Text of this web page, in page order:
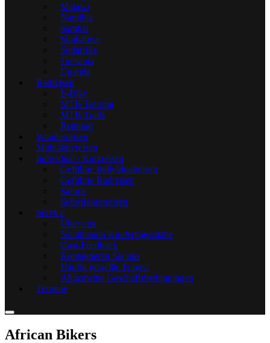
Malawi
Namibia
Sambia
Simbabwe
Südafrika
Tansania
Uganda
Radreisen
E-Bike
MTB Touring
MTB Trails
Rennrad
Wanderreisen
Multiaktivreisen
Individual / Kurzreisen
Geführte Individualreisen
Geführte Radreisen
Safaris
Selbstfahrerreisen
Service
Über uns
Noluthando Kindertagesstätte
Gast-Feedback
Kontaktieren Sie uns
Häufig gestellte Fragen
Allgemeine Geschäftsbedingungen
Termine
African Bikers